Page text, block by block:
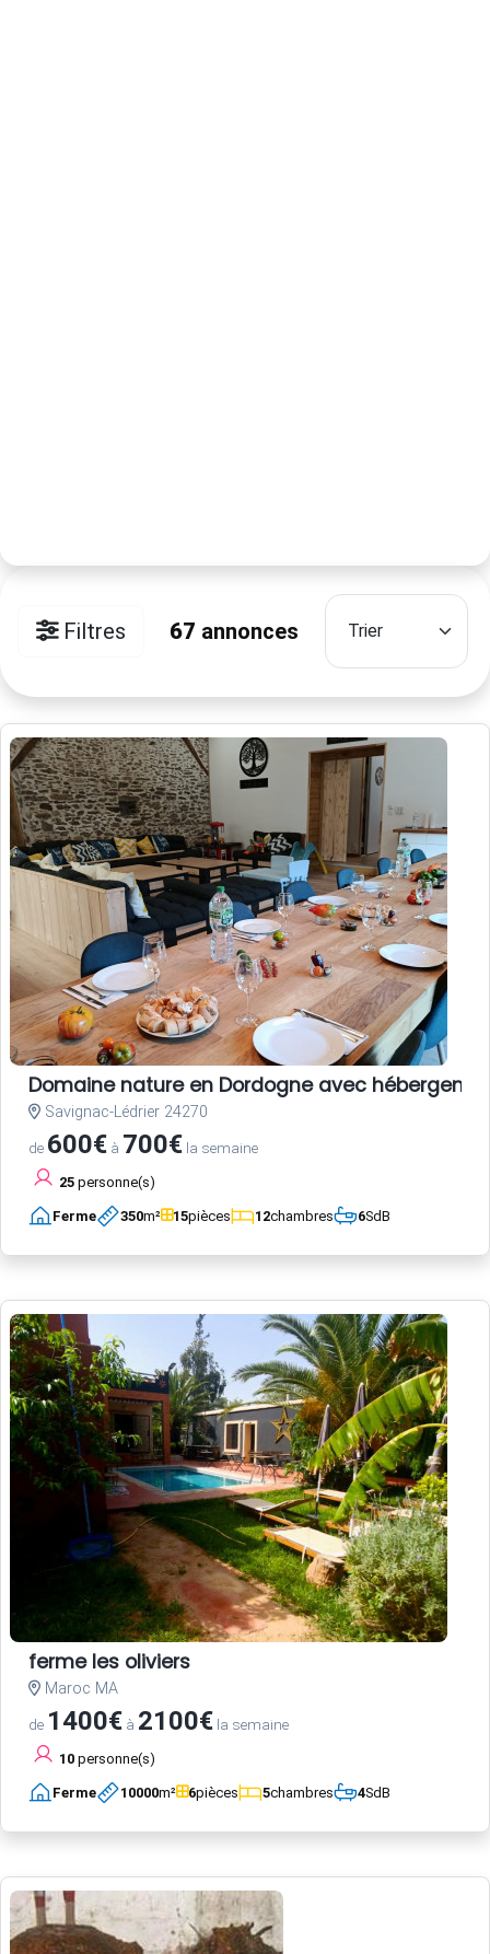
Filtres 67 annonces
Domaine nature en Dordogne avec
Savignac-Lédrier 24270
de 600€ à 700€ la semaine
25 personne(s)
Ferme 350m² 15pièces 12chambres 6SdB
ferme les oliviers
Maroc MA
de 1400€ à 2100€ la semaine
10 personne(s)
Ferme 10000m² 6pièces 5chambres 4SdB